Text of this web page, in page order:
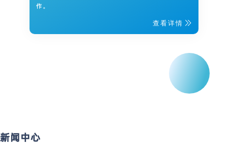
作。
查看详情
新闻中心